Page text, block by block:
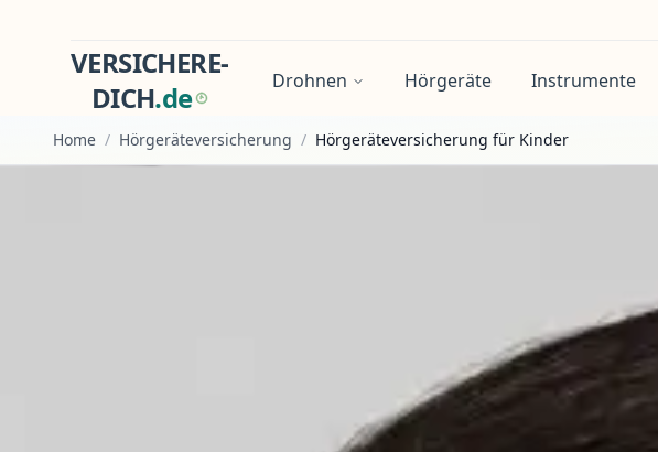
VERSICHERE-
DICH.de Drohnen Hörgeräte Instrumente
Home / Hörgeräteversicherung / Hörgeräteversicherung für Kinder